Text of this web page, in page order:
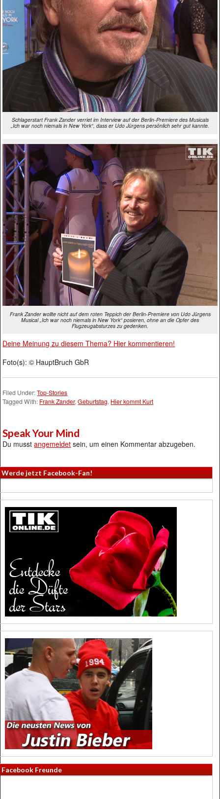
Schlagerstart Frank Zander verriet im Interview auf der Berlin-Premiere des Musicals
„Ich war noch niemals in New York“, dass er Udo Jürgens persönlich sehr gut kannte.
Frank Zander wollte nicht auf dem roten Teppich der Berlin-Premiere von Udo Jürgens
Musical „Ich war noch niemals in New York“ posieren, ohne an die Opfer des
Flugzeugabsturzes zu gedenken.
Deine Meinung zu diesem Thema? Hier kommentieren!
Foto(s): © HauptBruch GbR
Filed Under:Top-Stories
Tagged With: Frank Zander,Geburtstag, Hier kommt Kurt
Speak Your Mind
Du musstangemeldet sein, um einen Kommentar abzugeben.
Werde jetzt Facebook-Fan!
Facebook Freunde